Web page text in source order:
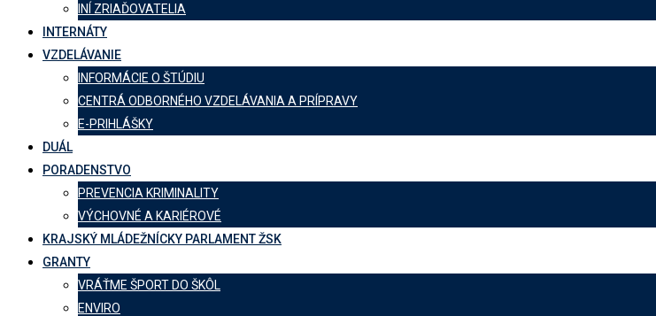
INÍ ZRIAĎOVATELIA
INTERNÁTY
VZDELÁVANIE
INFORMÁCIE O ŠTÚDIU
CENTRÁ ODBORNÉHO VZDELÁVANIA A PRÍPRAVY
E-PRIHLÁŠKY
DUÁL
PORADENSTVO
PREVENCIA KRIMINALITY
VÝCHOVNÉ A KARIÉROVÉ
KRAJSKÝ MLÁDEŽNÍCKY PARLAMENT ŽSK
GRANTY
VRÁŤME ŠPORT DO ŠKÔL
ENVIRO